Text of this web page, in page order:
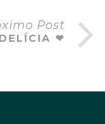
Post
❤